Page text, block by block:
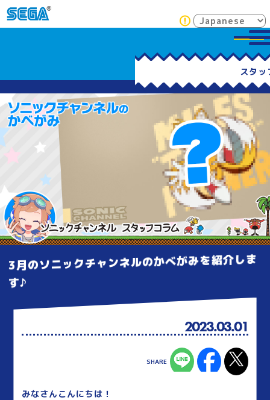
3月のソニックチャンネルのかべがみを紹介しま
す♪
2023.03.01
みなさんこんにちは！